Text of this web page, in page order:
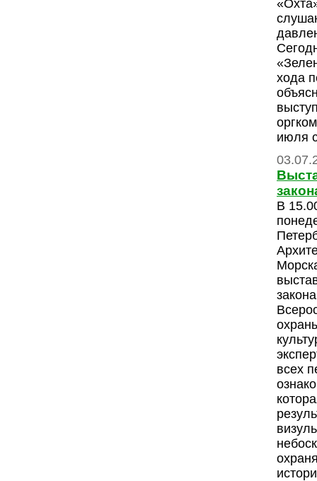
хода
июля
В
всех